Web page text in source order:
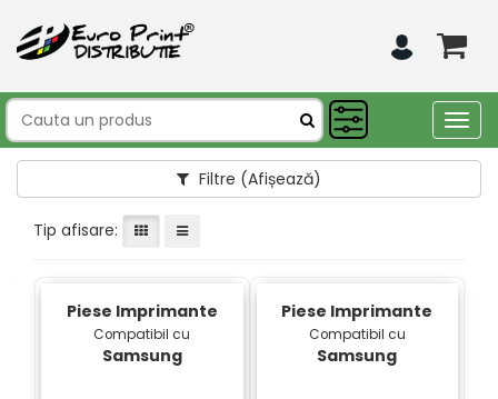
Filtre (Afișează)
Tip afisare:
Piese Imprimante
Compatibil cu
Samsung
Piese Imprimante
Compatibil cu
Samsung